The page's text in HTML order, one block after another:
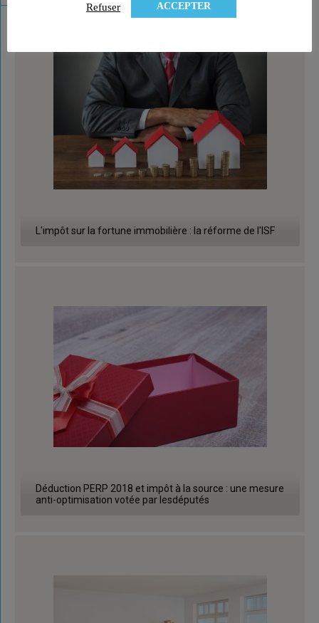
L'impôt sur la fortune immobilière : la réforme de l'ISF
Déduction PERP 2018 et impôt à la source : une mesure
anti-optimisation votée par lesdéputés
Refuser ACCEPTER